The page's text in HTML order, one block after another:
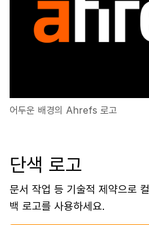
어두운 배경의 Ahrefs 로고
단색 로고
문서 작업 등 기술적 제약으로
백 로고를 사용하세요.